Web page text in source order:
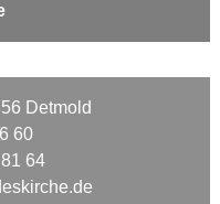
Detmold
60
64